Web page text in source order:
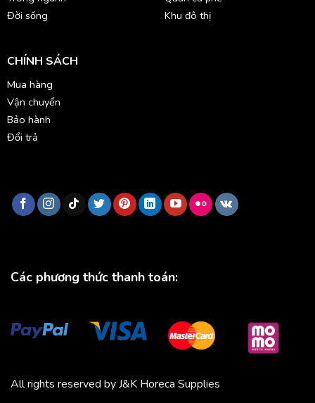
Đời sống
Khu đô thị
CHÍNH SÁCH
Mua hàng
Vận chuyển
Bảo hành
Đổi trả
Các phương thức thanh toán:
All rights reserved by J&K Horeca Supplies